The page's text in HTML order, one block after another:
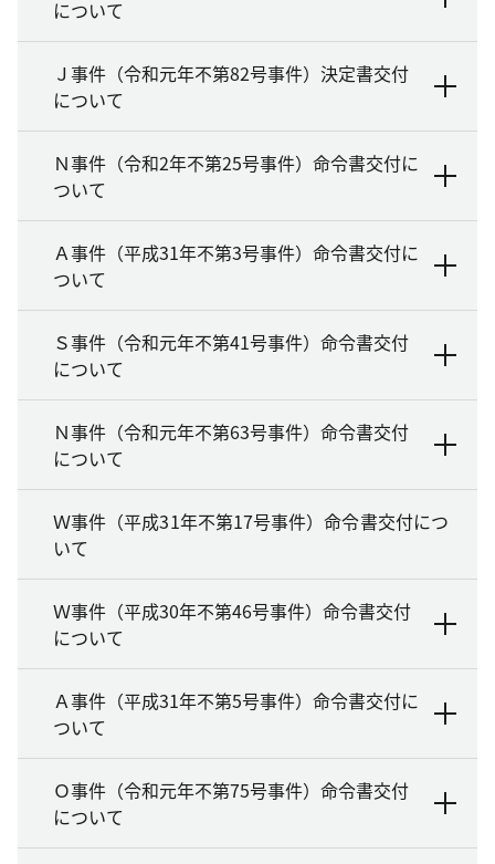
について
Ｊ事件（令和元年不第82号事件）決定書交付
について
Ｎ事件（令和2年不第25号事件）命令書交付に
ついて
Ａ事件（平成31年不第3号事件）命令書交付に
ついて
Ｓ事件（令和元年不第41号事件）命令書交付
について
Ｎ事件（令和元年不第63号事件）命令書交付
について
Ｗ事件（平成31年不第17号事件）命令書交付につ
いて
Ｗ事件（平成30年不第46号事件）命令書交付
について
Ａ事件（平成31年不第5号事件）命令書交付に
ついて
Ｏ事件（令和元年不第75号事件）命令書交付
について